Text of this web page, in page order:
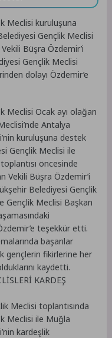
Meclisi kuruluşuna
Gençlik Meclisi
Büşra Özdemir’i
Gençlik Meclisi
dolayı Özdemir’e
Meclisi Ocak ayı olağan
Antalya
kuruluşuna destek
Gençlik Meclisi ile
öncesinde
Vekili Büşra Özdemir’i
Belediyesi Gençlik
Gençlik Meclisi Başkan
teşekkür etti.
başarılar
gençlerin fikirlerine her
kaydetti.
KARDEŞ
Meclisi toplantısında
Meclisi ile Muğla
kardeşlik